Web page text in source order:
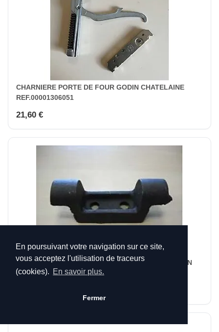
En poursuivant votre navigation sur ce site,
vous acceptez l'utilisation de traceurs
(cookies). En savoir plus.
Fermer
CHARNIERE PORTE DE FOUR GODIN CHATELAINE
REF.00001306051
21,60 €
CRAPAUDINE PTE CENDR 6753 NR BRILLANT GODIN
12802675363